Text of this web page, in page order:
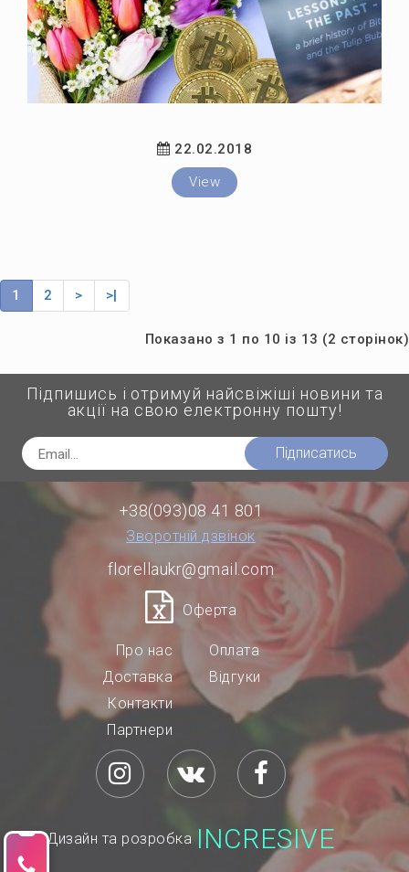
22.02.2018
View
1 2 > >|
Показано з 1 по 10 із 13 (2 сторінок)
Підпишись і отримуй найсвіжіші новини та
акції на свою електронну пошту!
Підписатись
+38(093)08 41 801
Зворотній дзвінок
florellaukr@gmail.com
Оферта
Про нас
Доставка
Оплата
Відгуки
Контакти
Партнери
Дизайн та розробка INCRESIVE